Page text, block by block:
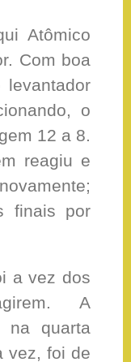
Atômico
Com boa
o
12 a 8.
reagiu e
finais por
a vez dos
A
na quarta
vez, foi de